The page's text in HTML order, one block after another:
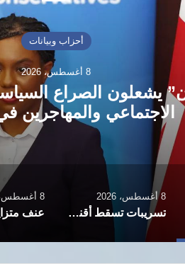
أخبار العالم
8 أغسطس، 2026
أقنعة الحياد: موظف
لدبلوماسيين
8 أغسطس، 2026
عنف متزايد ضد النساء بايران: استهداف مستمر وتحويل الحضور النسائي لتهديد وإذلال
8 أغسطس، 2026